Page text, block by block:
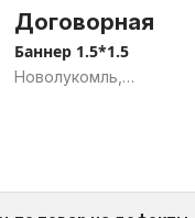
Договорная
Баннер 1.5*1.5
Новолукомль,